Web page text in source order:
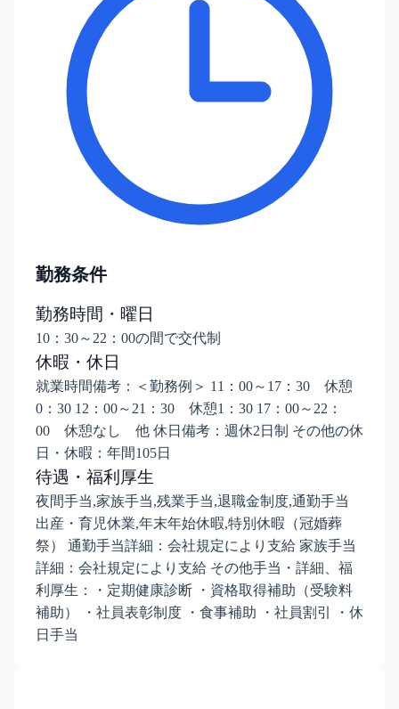
勤務条件
勤務時間・曜日
10：30～22：00の間で交代制
休暇・休日
就業時間備考：＜勤務例＞ 11：00～17：30 休憩
0：30 12：00～21：30 休憩1：30 17：00～22：
00 休憩なし 他 休日備考：週休2日制 その他の休
日・休暇：年間105日
待遇・福利厚生
夜間手当,家族手当,残業手当,退職金制度,通勤手当
出産・育児休業,年末年始休暇,特別休暇（冠婚葬
祭） 通勤手当詳細：会社規定により支給 家族手当
詳細：会社規定により支給 その他手当・詳細、福
利厚生：・定期健康診断 ・資格取得補助（受験料
補助） ・社員表彰制度 ・食事補助 ・社員割引 ・休
日手当